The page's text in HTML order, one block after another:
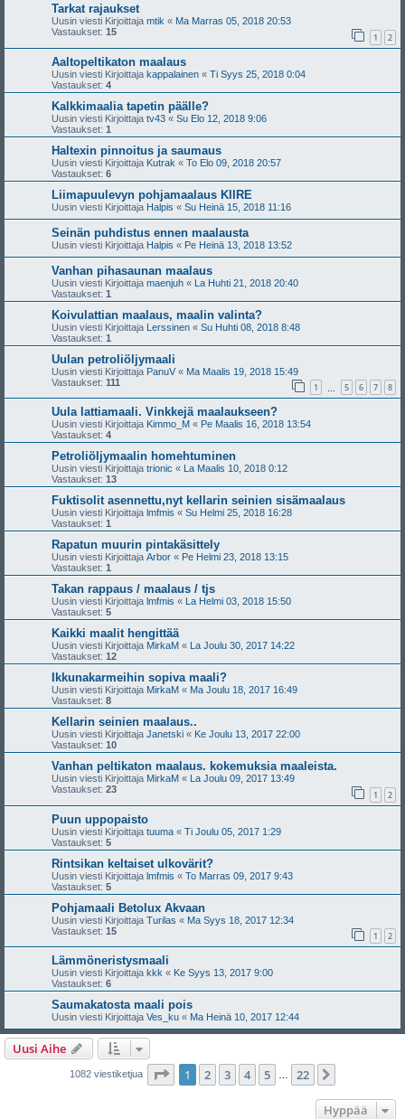
Tarkat rajaukset
Uusin viesti Kirjoittaja mtik « Ma Marras 05, 2018 20:53
Vastaukset: 15 1 2
Aaltopeltikaton maalaus
Uusin viesti Kirjoittaja kappalainen « Ti Syys 25, 2018 0:04
Vastaukset: 4
Kalkkimaalia tapetin päälle?
Uusin viesti Kirjoittaja tv43 « Su Elo 12, 2018 9:06
Vastaukset: 1
Haltexin pinnoitus ja saumaus
Uusin viesti Kirjoittaja Kutrak « To Elo 09, 2018 20:57
Vastaukset: 6
Liimapuulevyn pohjamaalaus KIIRE
Uusin viesti Kirjoittaja Halpis « Su Heinä 15, 2018 11:16
Seinän puhdistus ennen maalausta
Uusin viesti Kirjoittaja Halpis « Pe Heinä 13, 2018 13:52
Vanhan pihasaunan maalaus
Uusin viesti Kirjoittaja maenjuh « La Huhti 21, 2018 20:40
Vastaukset: 1
Koivulattian maalaus, maalin valinta?
Uusin viesti Kirjoittaja Lerssinen « Su Huhti 08, 2018 8:48
Vastaukset: 1
Uulan petroliöljymaali
Uusin viesti Kirjoittaja PanuV « Ma Maalis 19, 2018 15:49
Vastaukset: 111 1 5 6 7 8
Uula lattiamaali. Vinkkejä maalaukseen?
Uusin viesti Kirjoittaja Kimmo_M « Pe Maalis 16, 2018 13:54
Vastaukset: 4
Petroliöljymaalin homehtuminen
Uusin viesti Kirjoittaja trionic «
La Maalis 10, 2018 0:12
Vastaukset: 13
Fuktisolit asennettu,nyt kellarin seinien sisämaalaus
Uusin viesti Kirjoittaja lmfmis « Su Helmi 25, 2018 16:28
Vastaukset: 1
Rapatun muurin pintakäsittely
Uusin viesti Kirjoittaja Arbor « Pe Helmi 23, 2018 13:15
Vastaukset: 1
Takan rappaus / maalaus / tjs
Uusin viesti Kirjoittaja lmfmis «
La Helmi 03, 2018 15:50
Vastaukset: 5
Kaikki maalit hengittää
Uusin viesti Kirjoittaja MirkaM «
La Joulu 30, 2017 14:22
Vastaukset: 12
Ikkunakarmeihin sopiva maali?
Uusin viesti Kirjoittaja MirkaM « Ma Joulu 18, 2017 16:49
Vastaukset: 8
Kellarin seinien maalaus..
Uusin viesti Kirjoittaja Janetski « Ke Joulu 13, 2017 22:00
Vastaukset: 10
Vanhan peltikaton maalaus. kokemuksia maaleista.
Uusin viesti Kirjoittaja MirkaM «
La Joulu 09, 2017 13:49
Vastaukset: 23 1 2
Puun uppopaisto
Uusin viesti Kirjoittaja tuuma « Ti Joulu 05, 2017 1:29
Vastaukset: 5
Rintsikan keltaiset ulkovärit?
Uusin viesti Kirjoittaja lmfmis « To Marras 09, 2017 9:43
Vastaukset: 5
Pohjamaali Betolux Akvaan
Uusin viesti Kirjoittaja Turilas « Ma Syys 18, 2017 12:34
Vastaukset: 15 1 2
Lämmöneristysmaali
Uusin viesti Kirjoittaja kkk « Ke Syys 13, 2017 9:00
Vastaukset: 6
Saumakatosta maali pois
Uusin viesti Kirjoittaja Ves_ku « Ma Heinä 10, 2017 12:44
Uusi Aihe
1082 viestiketjua Sivu /22
1 2 3 4 5 … 22
Hyppää